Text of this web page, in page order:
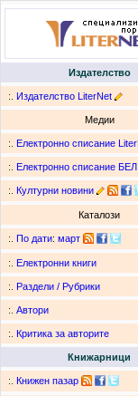
Издателство
:. Издателство LiterNet
Медии
:. Електронно списание
:. Електронно списание БЕЛ
:. Културни новини
Каталози
:. По дати: март
:. Електронни книги
:. Раздели / Рубрики
:. Автори
:. Критика за авторите
Книжарници
:. Книжен пазар